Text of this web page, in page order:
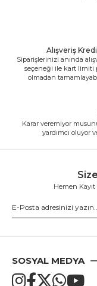
Alışveriş
Siparişlerinizi anında
seçeneği ile kart limiti
olmadan
Karar veremiyor
yardımcı oluyor
Hemen Kayıt
SOSYAL MEDYA